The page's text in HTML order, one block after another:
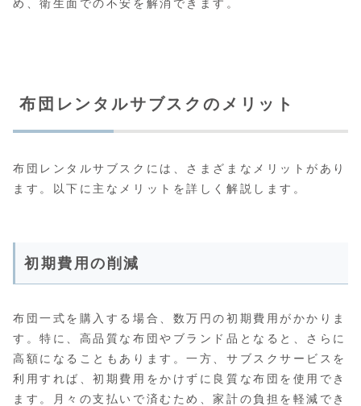
め、衛生面での不安を解消できます。
布団レンタルサブスクのメリット
布団レンタルサブスクには、さまざまなメリットがあり
ます。以下に主なメリットを詳しく解説します。
初期費用の削減
布団一式を購入する場合、数万円の初期費用がかかりま
す。特に、高品質な布団やブランド品となると、さらに
高額になることもあります。一方、サブスクサービスを
利用すれば、初期費用をかけずに良質な布団を使用でき
ます。月々の支払いで済むため、家計の負担を軽減でき